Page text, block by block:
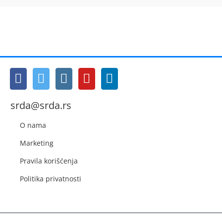
srda@srda.rs
O nama
Marketing
Pravila korišćenja
Politika privatnosti